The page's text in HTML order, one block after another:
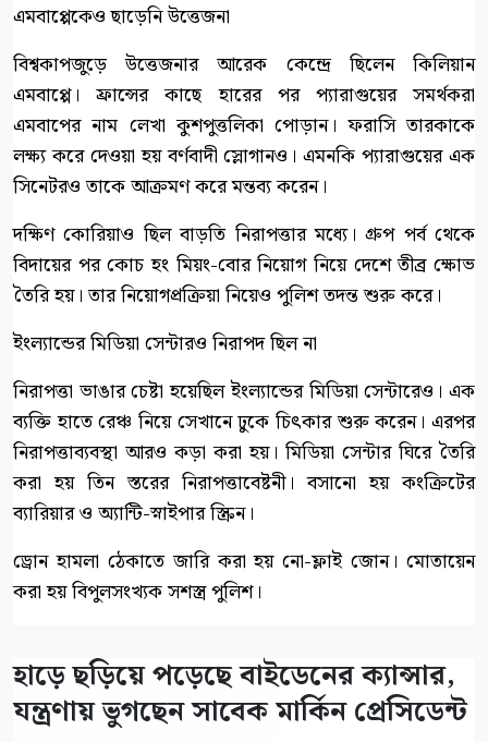
এমবাপ্পেকেও ছাড়েনি উত্তেজনা
বিশ্বকাপজুড়ে উত্তেজনার আরেক কেন্দ্রে ছিলেন কিলিয়ান
এমবাপ্পে। ফ্রান্সের কাছে হারের পর প্যারাগুয়ের সমর্থকরা
এমবাপের নাম লেখা কুশপুত্তলিকা পোড়ান। ফরাসি তারকাকে
লক্ষ্য করে দেওয়া হয় বর্ণবাদী স্লোগানও। এমনকি প্যারাগুয়ের এক
সিনেটরও তাকে আক্রমণ করে মন্তব্য করেন।
দক্ষিণ কোরিয়াও ছিল বাড়তি নিরাপত্তার মধ্যে। গ্রুপ পর্ব থেকে
বিদায়ের পর কোচ হং মিয়ং-বোর নিয়োগ নিয়ে দেশে তীব্র ক্ষোভ
তৈরি হয়। তার নিয়োগপ্রক্রিয়া নিয়েও পুলিশ তদন্ত শুরু করে।
ইংল্যান্ডের মিডিয়া সেন্টারও নিরাপদ ছিল না
নিরাপত্তা ভাঙার চেষ্টা হয়েছিল ইংল্যান্ডের মিডিয়া সেন্টারেও। এক
ব্যক্তি হাতে রেঞ্চ নিয়ে সেখানে ঢুকে চিৎকার শুরু করেন। এরপর
নিরাপত্তাব্যবস্থা আরও কড়া করা হয়। মিডিয়া সেন্টার ঘিরে তৈরি
করা হয় তিন স্তরের নিরাপত্তাবেষ্টনী। বসানো হয় কংক্রিটের
ব্যারিয়ার ও অ্যান্টি-স্নাইপার স্ক্রিন।
ড্রোন হামলা ঠেকাতে জারি করা হয় নো-ফ্লাই জোন। মোতায়েন
করা হয় বিপুলসংখ্যক সশস্ত্র পুলিশ।
হাড়ে ছড়িয়ে পড়েছে বাইডেনের ক্যান্সার,
যন্ত্রণায় ভুগছেন সাবেক মার্কিন প্রেসিডেন্ট